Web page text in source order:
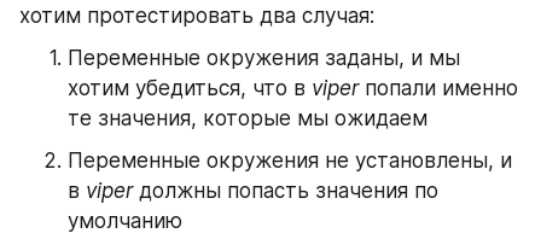
хотим протестировать два случая:
Переменные окружения заданы, и мы
хотим убедиться, что в viper попали именно
те значения, которые мы ожидаем
Переменные окружения не установлены, и
в viper должны попасть значения по
умолчанию